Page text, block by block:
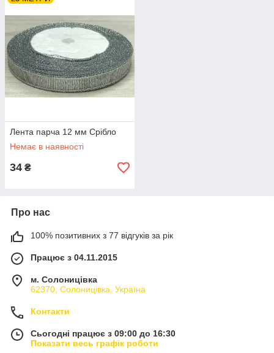
Лента парча 12 мм Срібло
Немає в наявності
34 ₴
Про нас
100% позитивних з 77 відгуків за рік
Працює з 04.11.2015
м. Солоницівка
62370, Солоницівка, Україна
Контакти
Сьогодні працює з 09:00 до 16:30
Показати весь графік роботи